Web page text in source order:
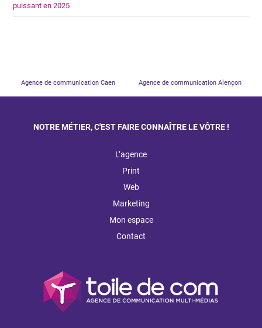
puissant en 2025
Agence de communication Caen Agence de communication Alençon
NOTRE MÉTIER, C'EST FAIRE CONNAÎTRE LE VÔTRE !
L’agence
Print
Web
Marketing
Mon espace
Contact